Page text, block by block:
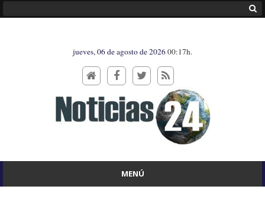
jueves, 06 de agosto de 202600:17h.
MENÚ